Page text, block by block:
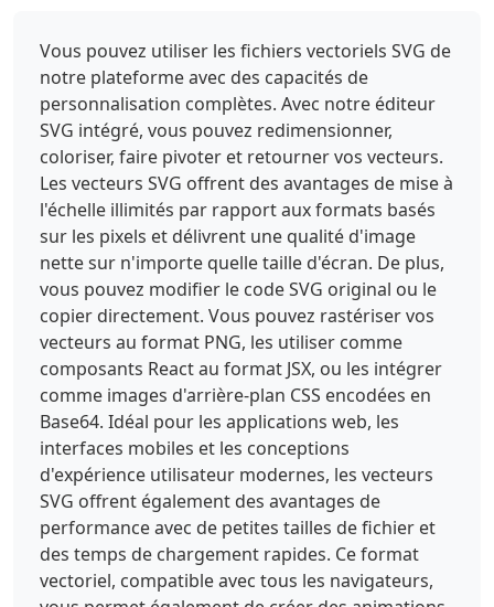
Vous pouvez utiliser les fichiers vectoriels SVG de
notre plateforme avec des capacités de
personnalisation complètes. Avec notre éditeur
SVG intégré, vous pouvez redimensionner,
coloriser, faire pivoter et retourner vos vecteurs.
Les vecteurs SVG offrent des avantages de mise à
l'échelle illimités par rapport aux formats basés
sur les pixels et délivrent une qualité d'image
nette sur n'importe quelle taille d'écran. De plus,
vous pouvez modifier le code SVG original ou le
copier directement. Vous pouvez rastériser vos
vecteurs au format PNG, les utiliser comme
composants React au format JSX, ou les intégrer
comme images d'arrière-plan CSS encodées en
Base64. Idéal pour les applications web, les
interfaces mobiles et les conceptions
d'expérience utilisateur modernes, les vecteurs
SVG offrent également des avantages de
performance avec de petites tailles de fichier et
des temps de chargement rapides. Ce format
vectoriel, compatible avec tous les navigateurs,